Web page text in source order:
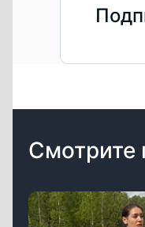
Смотрите